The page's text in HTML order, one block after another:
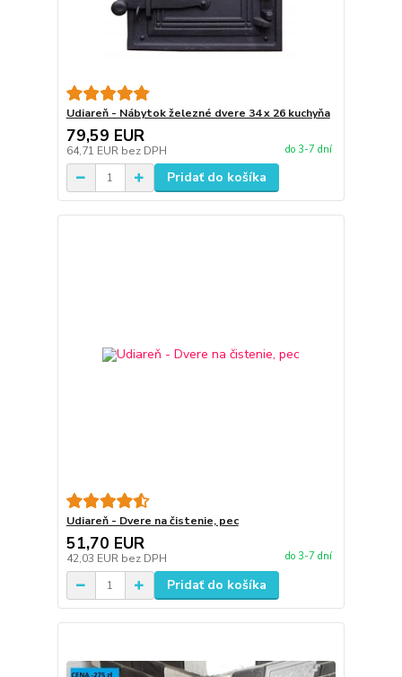
Udiareň - Nábytok železné dvere 34 x 26 kuchyňa
79,59 EUR
64,71 EUR bez DPH do 3-7 dní
Pridať do košíka
Udiareň - Dvere na čistenie, pec
51,70 EUR
42,03 EUR bez DPH do 3-7 dní
Pridať do košíka